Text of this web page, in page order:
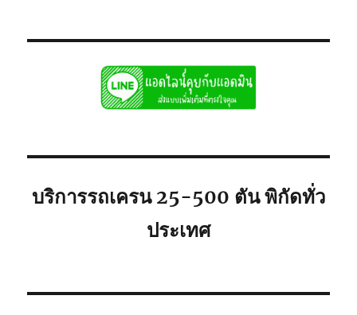
วิน
ศรีราชา
พิกัด
บริการรถเครน 25-500 ตัน พิกัดทั่ว
ประเทศ